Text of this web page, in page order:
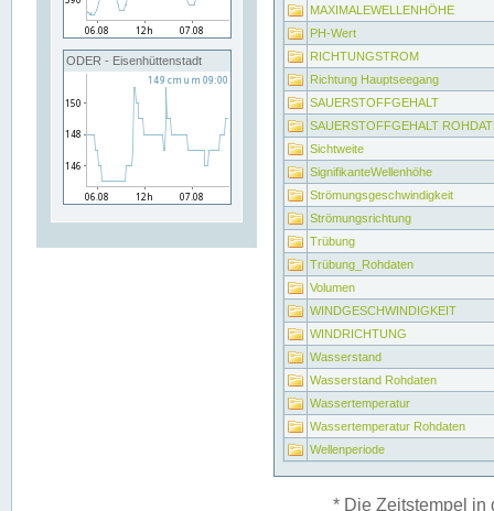
ODER - Eisenhüttenstadt
MAXIMALEWELLENHÖHE
PH-Wert
RICHTUNGSTROM
Richtung Hauptseegang
SAUERSTOFFGEHALT
SAUERSTOFFGEHALT
Sichtweite
SignifikanteWellenhöhe
Strömungsgeschwindigkeit
Strömungsrichtung
Trübung
Trübung_Rohdaten
Volumen
WINDGESCHWINDIGKEIT
WINDRICHTUNG
Wasserstand
Wasserstand Rohdaten
Wassertemperatur
Wassertemperatur Rohdaten
Wellenperiode
* Die Zeitstempel in